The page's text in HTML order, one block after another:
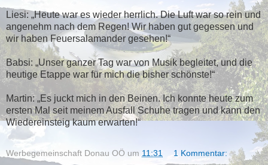
Liesi: „Heute war es wieder herrlich. Die Luft war so rein und
angenehm nach dem Regen! Wir haben gut gegessen und
wir haben Feuersalamander gesehen!“
Babsi: „Unser ganzer Tag war von Musik begleitet, und die
heutige Etappe war für mich die bisher schönste!“
Martin: „Es juckt mich in den Beinen. Ich konnte heute zum
ersten Mal seit meinem Ausfall Schuhe tragen und kann den
Wiedereinsteig kaum erwarten!“
Werbegemeinschaft Donau OÖ um 11:31 1 Kommentar: